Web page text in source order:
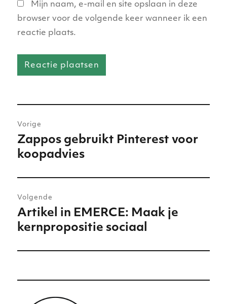
Mijn naam, e-mail en site opslaan in deze
browser voor de volgende keer wanneer ik een
reactie plaats.
navigatie
Vorige
Vorig
bericht:
Zappos gebruikt Pinterest voor
koopadvies
Volgende
Volgend
bericht:
Artikel in EMERCE: Maak je
kernpropositie sociaal